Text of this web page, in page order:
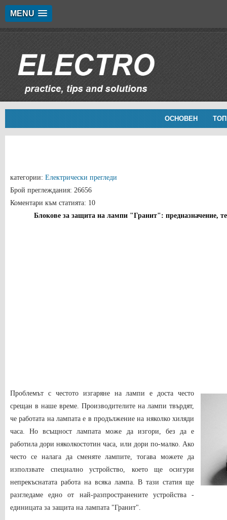
MENU
ОСНОВЕН
категории: Електрически прегледи
Брой преглеждания: 26656
Коментари към статията: 10
Блокове за защита на лампи "Гранит": предназначение,
Проблемът с честото изгаряне на лампи е доста често
срещан в наше време. Производителите на лампи твърдят,
че работата на лампата е в продължение на няколко хиляди
часа. Но всъщност лампата може да изгори, без да е
работила дори няколкостотин часа, или дори по-малко. Ако
често се налага да сменяте лампите, тогава можете да
използвате специално устройство, което ще осигури
непрекъснатата работа на всяка лампа. В тази статия ще
разгледаме едно от най-разпространените устройства -
единицата за защита на лампата "Гранит".